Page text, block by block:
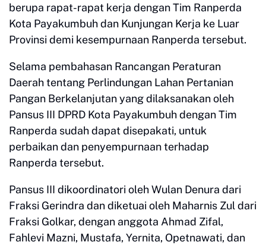
berupa rapat-rapat kerja dengan Tim Ranperda
Kota Payakumbuh dan Kunjungan Kerja ke Luar
Provinsi demi kesempurnaan Ranperda tersebut.
Selama pembahasan Rancangan Peraturan
Daerah tentang Perlindungan Lahan Pertanian
Pangan Berkelanjutan yang dilaksanakan oleh
Pansus III DPRD Kota Payakumbuh dengan Tim
Ranperda sudah dapat disepakati, untuk
perbaikan dan penyempurnaan terhadap
Ranperda tersebut.
Pansus III dikoordinatori oleh Wulan Denura dari
Fraksi Gerindra dan diketuai oleh Maharnis Zul dari
Fraksi Golkar, dengan anggota Ahmad Zifal,
Fahlevi Mazni, Mustafa, Yernita, Opetnawati, dan